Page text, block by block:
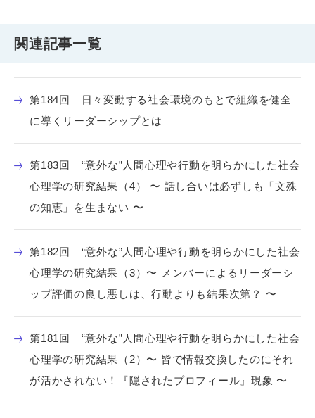
関連記事一覧
第184回 日々変動する社会環境のもとで組織を健全
に導くリーダーシップとは
第183回 “意外な”人間心理や行動を明らかにした社会
心理学の研究結果（4） 〜 話し合いは必ずしも「文殊
の知恵」を生まない 〜
第182回 “意外な”人間心理や行動を明らかにした社会
心理学の研究結果（3）〜 メンバーによるリーダーシ
ップ評価の良し悪しは、行動よりも結果次第？ 〜
第181回 “意外な”人間心理や行動を明らかにした社会
心理学の研究結果（2）〜 皆で情報交換したのにそれ
が活かされない！『隠されたプロフィール』現象 〜